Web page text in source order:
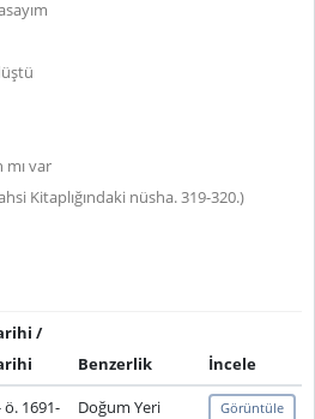
mı var
Kitaplığındaki nüsha. 319-320.)
/
Benzerlik
İncele
ö. 1691-
Doğum Yeri Görüntüle